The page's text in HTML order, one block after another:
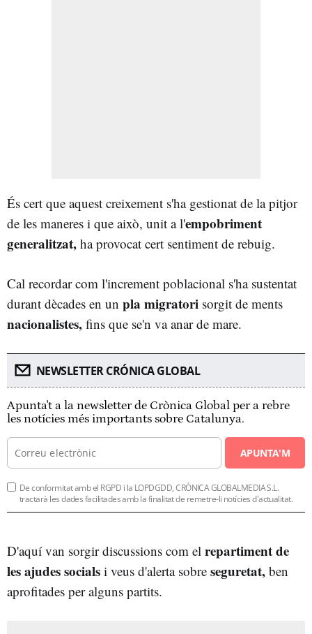
És cert que aquest creixement s'ha gestionat de la pitjor
de les maneres i que això, unit a l'empobriment
generalitzat, ha provocat cert sentiment de rebuig.
Cal recordar com l'increment poblacional s'ha sustentat
durant dècades en un pla migratori sorgit de ments
nacionalistes, fins que se'n va anar de mare.
NEWSLETTER CRÓNICA GLOBAL
Apunta't a la newsletter de Crònica Global per a rebre
les notícies més importants sobre Catalunya.
APUNTA'M
De conformitat amb el RGPD i la LOPDGDD, CRÒNICA GLOBALMEDIA S.L.
tractarà les dades facilitades amb la finalitat de remetre-li notícies d'actualitat.
D'aquí van sorgir discussions com el repartiment de
les ajudes socials i veus d'alerta sobre seguretat, ben
aprofitades per alguns partits.